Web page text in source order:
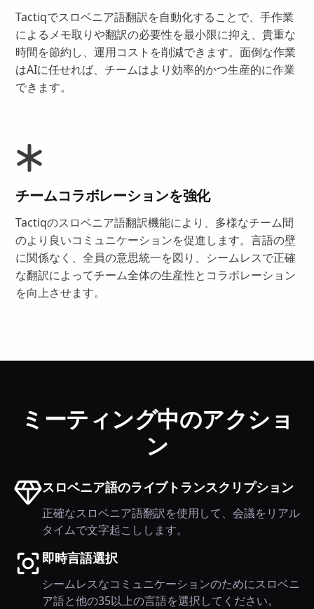
Tactiqでスロベニア語翻訳を自動化することで、手作業
によるメモ取りや翻訳の必要性を最小限に抑え、貴重な
時間を節約し、運用コストを削減できます。面倒な作業
はAIに任せれば、チームはより効率的かつ生産的に作業
できます。
チームコラボレーションを強化
Tactiqのスロベニア語翻訳機能により、多様なチーム間
のより良いコミュニケーションを促進します。言語の壁
に関係なく、全員の意思統一を図り、シームレスで正確
な翻訳によってチーム全体の生産性とコラボレーション
を向上させます。
ミーティング中のアクショ
ン
スロベニア語のライブトランスクリプション
正確なスロベニア語翻訳を使用して、会議をリアル
タイムで文字起こしします。
即時言語選択
シームレスなコミュニケーションのためにスロベニ
ア語と他の35以上の言語を選択してください。